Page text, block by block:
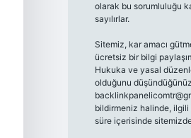
olarak bu sorumluluğu
sayılırlar.
Sitemiz, kar amacı
ücretsiz bir bilgi
Hukuka ve yasal
olduğunu
bildirmeniz halinde,
süre içerisinde